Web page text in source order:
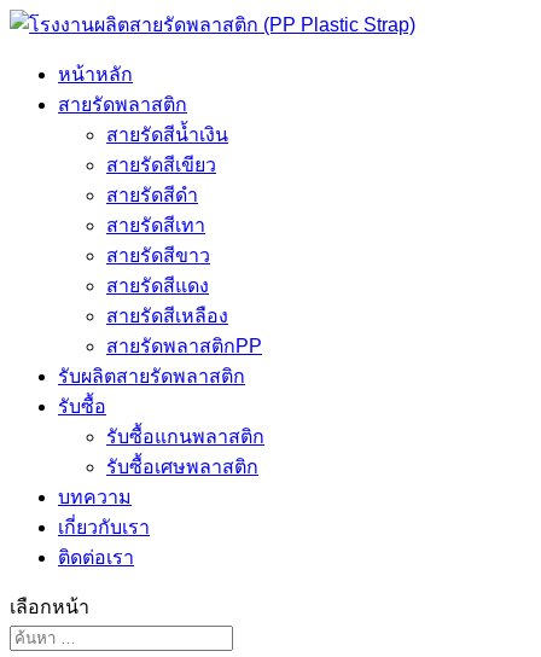
หน้าหลัก
สายรัดพลาสติก
สายรัดสีน้ำเงิน
สายรัดสีเขียว
สายรัดสีดำ
สายรัดสีเทา
สายรัดสีขาว
สายรัดสีแดง
สายรัดสีเหลือง
สายรัดพลาสติกPP
รับผลิตสายรัดพลาสติก
รับซื้อ
รับซื้อแกนพลาสติก
รับซื้อเศษพลาสติก
บทความ
เกี่ยวกับเรา
ติดต่อเรา
เลือกหน้า